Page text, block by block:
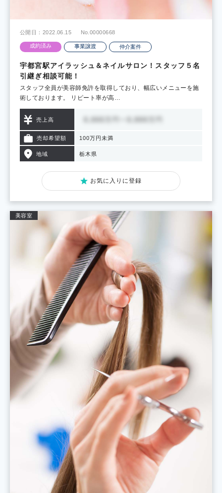
公開日：2022.06.15 No.00000668
成約済み 事業譲渡 仲介案件
宇都宮駅アイラッシュ＆ネイルサロン！スタッフ５名
引継ぎ相談可能！
スタッフ全員が美容師免許を取得しており、幅広いメニューを施
術しております。 リピート率が高…
売上高
売却希望額 100万円未満
地域 栃木県
お気に入りに登録
美容室